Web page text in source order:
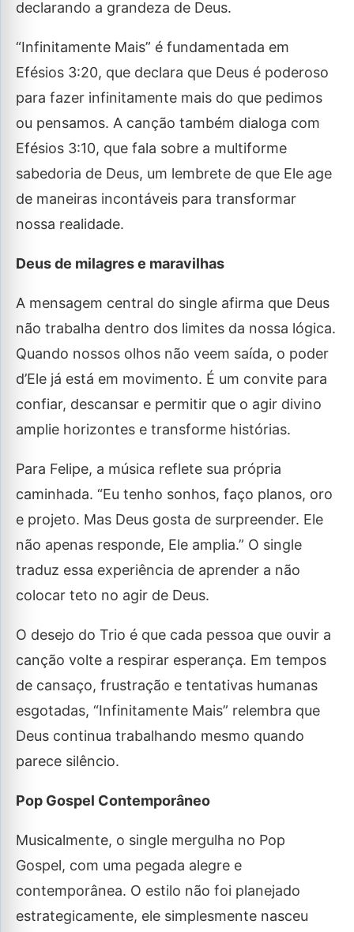
declarando a grandeza de Deus.
“Infinitamente Mais” é fundamentada em
Efésios 3:20, que declara que Deus é poderoso
para fazer infinitamente mais do que pedimos
ou pensamos. A canção também dialoga com
Efésios 3:10, que fala sobre a multiforme
sabedoria de Deus, um lembrete de que Ele age
de maneiras incontáveis para transformar
nossa realidade.
Deus de milagres e maravilhas
A mensagem central do single afirma que Deus
não trabalha dentro dos limites da nossa lógica.
Quando nossos olhos não veem saída, o poder
d’Ele já está em movimento. É um convite para
confiar, descansar e permitir que o agir divino
amplie horizontes e transforme histórias.
Para Felipe, a música reflete sua própria
caminhada. “Eu tenho sonhos, faço planos, oro
e projeto. Mas Deus gosta de surpreender. Ele
não apenas responde, Ele amplia.” O single
traduz essa experiência de aprender a não
colocar teto no agir de Deus.
O desejo do Trio é que cada pessoa que ouvir a
canção volte a respirar esperança. Em tempos
de cansaço, frustração e tentativas humanas
esgotadas, “Infinitamente Mais” relembra que
Deus continua trabalhando mesmo quando
parece silêncio.
Pop Gospel Contemporâneo
Musicalmente, o single mergulha no Pop
Gospel, com uma pegada alegre e
contemporânea. O estilo não foi planejado
estrategicamente, ele simplesmente nasceu